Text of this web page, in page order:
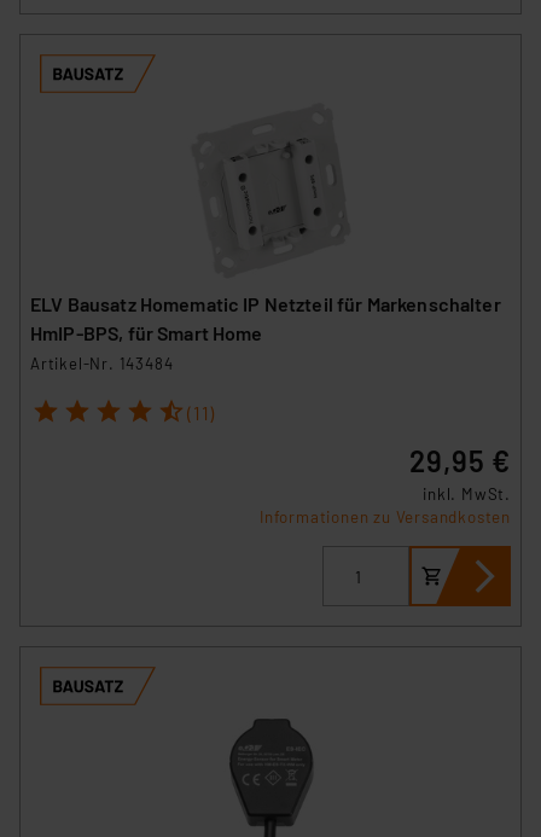
ELV Bausatz Homematic IP Netzteil für Markenschalter
HmIP-BPS, für Smart Home
Artikel-Nr. 143484
1 2 3 4 5 (11)
29,95 €
inkl. MwSt.
Informationen zu Versandkosten